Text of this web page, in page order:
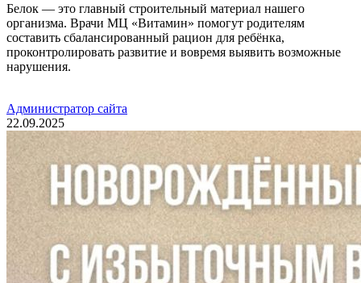
Белок — это главный строительный материал нашего
организма. Врачи МЦ «Витамин» помогут родителям
составить сбалансированный рацион для ребёнка,
проконтролировать развитие и вовремя выявить возможные
нарушения.
Администратор сайта
22.09.2025